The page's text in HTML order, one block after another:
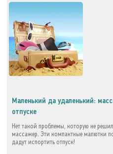
Маленький да удаленький:
отпуске
Нет такой проблемы, которую не
массажер. Эти компактные малютки
дадут испортить отпуск!